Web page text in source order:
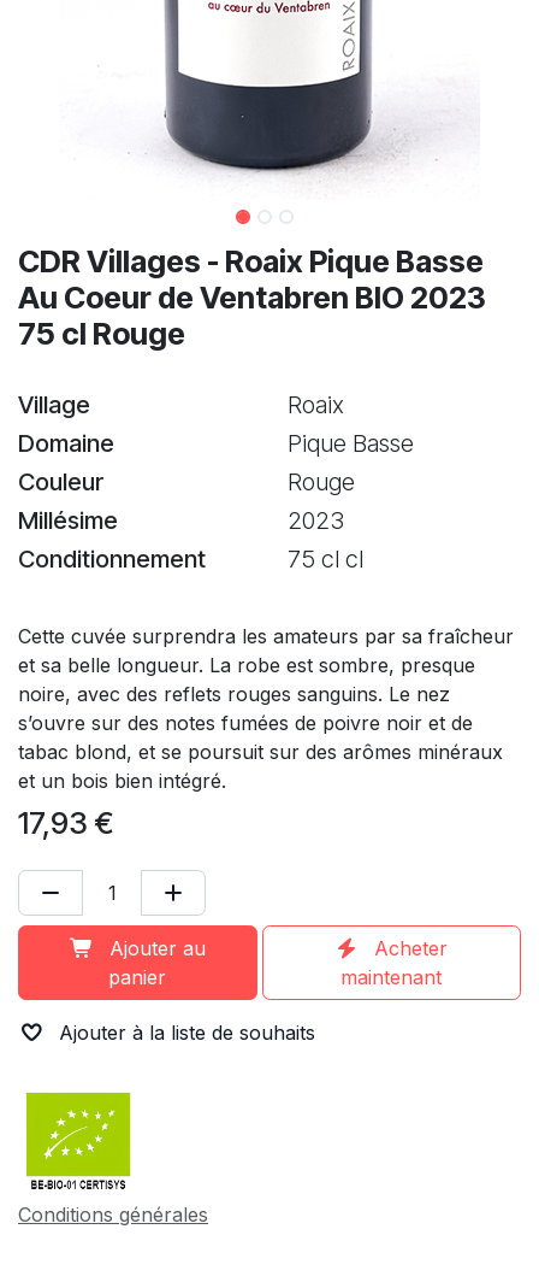
CDR Villages - Roaix Pique Basse
Au Coeur de Ventabren BIO 2023
75 cl Rouge
Village
Roaix
Domaine
Pique Basse
Couleur
Rouge
Millésime
2023
Conditionnement
75 cl cl
Cette cuvée surprendra les amateurs par sa fraîcheur
et sa belle longueur. La robe est sombre, presque
noire, avec des reflets rouges sanguins. Le nez
s’ouvre sur des notes fumées de poivre noir et de
tabac blond, et se poursuit sur des arômes minéraux
et un bois bien intégré.
17,93 €
Ajouter au
panier
Acheter
maintenant
Ajouter à la liste de souhaits
Conditions générales